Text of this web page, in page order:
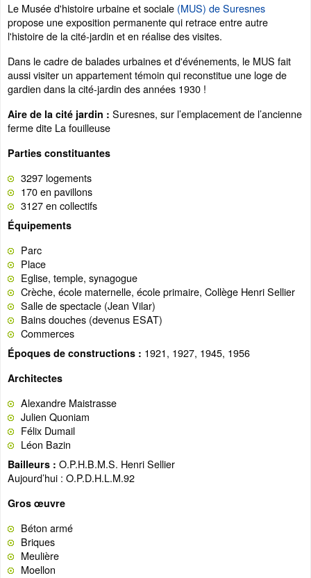
Le Musée d'histoire urbaine et sociale (MUS) de Suresnes
propose une exposition permanente qui retrace entre autre
l'histoire de la cité-jardin et en réalise des visites.
Dans le cadre de balades urbaines et d'événements, le MUS fait
aussi visiter un appartement témoin qui reconstitue une loge de
gardien dans la cité-jardin des années 1930 !
Aire de la cité jardin : Suresnes, sur l’emplacement de l’ancienne
ferme dite La fouilleuse
Parties constituantes
3297 logements
170 en pavillons
3127 en collectifs
Équipements
Parc
Place
Eglise, temple, synagogue
Crèche, école maternelle, école primaire, Collège Henri Sellier
Salle de spectacle (Jean Vilar)
Bains douches (devenus ESAT)
Commerces
Époques de constructions : 1921, 1927, 1945, 1956
Architectes
Alexandre Maistrasse
Julien Quoniam
Félix Dumail
Léon Bazin
Bailleurs : O.P.H.B.M.S. Henri Sellier
Aujourd’hui : O.P.D.H.L.M.92
Gros œuvre
Béton armé
Briques
Meulière
Moellon